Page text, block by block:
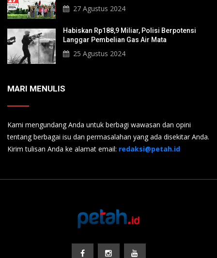
27 Agustus 2024
Habiskan Rp188,9 Miliar, Polisi Berpotensi
Langgar Pembelian Gas Air Mata
25 Agustus 2024
MARI MENULIS
Kami mengundang Anda untuk berbagi wawasan dan opini
tentang berbagai isu dan permasalahan yang ada disekitar Anda.
Kirim tulisan Anda ke alamat email: redaksi@petah.id